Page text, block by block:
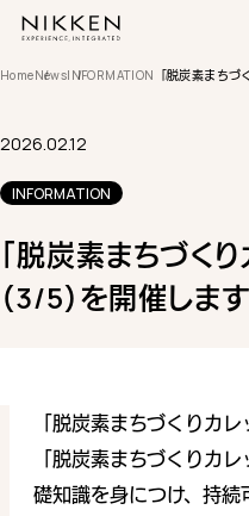
HomeNewsINFORMATION 「脱炭素まち
2026.02.12
INFORMATION
「脱炭素まちづく
（3/5）を開催します
「脱炭素まちづくりカ
「脱炭素まちづくりカ
礎知識を身につけ、持